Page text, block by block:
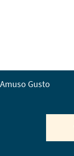
Amuso Gusto